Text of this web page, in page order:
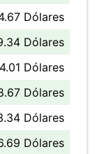
Dólares
Dólares
Dólares
Dólares
Dólares
Dólares